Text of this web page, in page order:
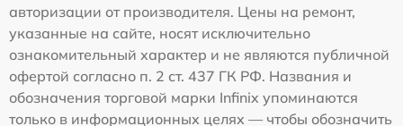
авторизации от производителя. Цены на ремонт,
указанные на сайте, носят исключительно
ознакомительный характер и не являются публичной
офертой согласно п. 2 ст. 437 ГК РФ. Названия и
обозначения торговой марки Infinix упоминаются
только в информационных целях — чтобы обозначить